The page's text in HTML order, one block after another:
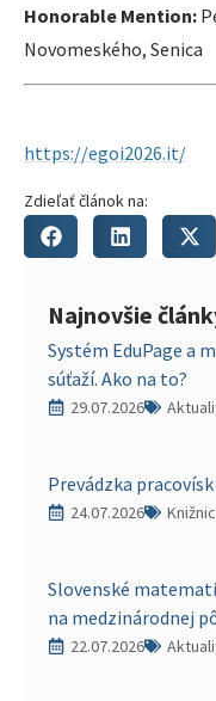
Honorable Mention:
Novomeského, Senica
https://egoi2026.it/
Zdieľať článok na:
Najnovšie
Systém EduPage a
súťaží. Ako na to?
29.07.2026
Prevádzka
24.07.2026
Slovenské
na medzinárodnej
22.07.2026